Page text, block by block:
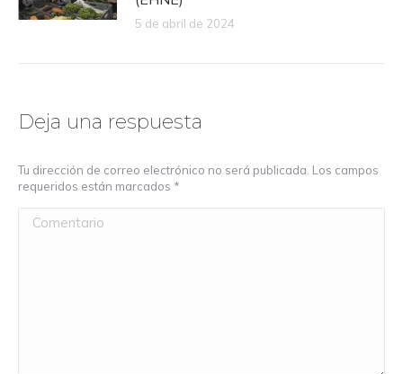
5 de abril de 2024
Deja una respuesta
Tu dirección de correo electrónico no será publicada. Los campos
requeridos están marcados *
Comentario